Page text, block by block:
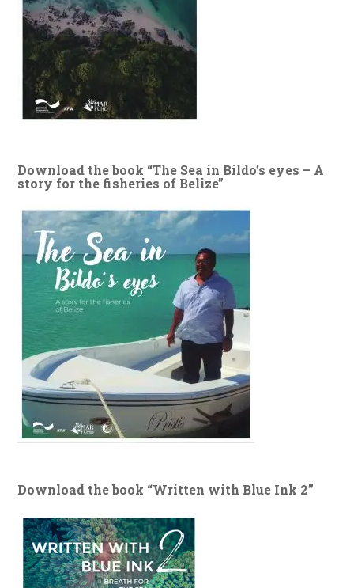
Download the book “The Sea in Bildo’s eyes – A
story for the fisheries of Belize”
Download the book “Written with Blue Ink 2”